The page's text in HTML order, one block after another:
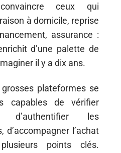
ceux qui
à domicile, reprise
assurance :
d’une palette de
il y a dix ans.
plateformes se
capables de vérifier
d’authentifier les
d’accompagner l’achat
points clés.